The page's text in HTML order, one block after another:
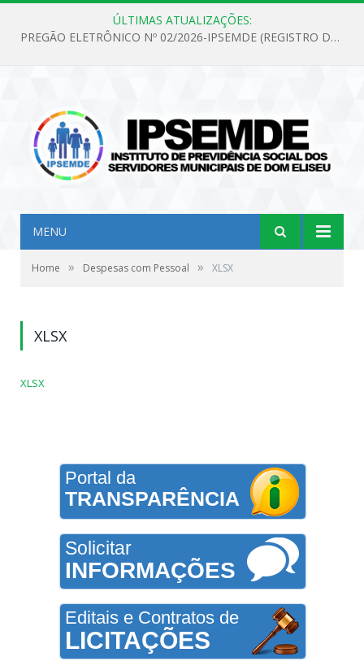
ÚLTIMAS ATUALIZAÇÕES:
PREGÃO ELETRÔNICO Nº 02/2026-IPSEMDE (REGISTRO DE PREÇOS PARA FUTURA E EVENTUAL AQUISIÇÃO DE MATERIAL DE LIMPEZA E GÊNEROS ALIMENTÍCIOS PARA ATENDER AS NECESSIDADES DO INSTITUTO DE PREVIDÊNCIA SOCIAL DOS SERVIDORES MUNICIPAIS DE DOM ELISEU.)
MENU
Home » Despesas com Pessoal » XLSX
XLSX
XLSX
Portal da
TRANSPARÊNCIA
Solicitar
INFORMAÇÕES
Editais e Contratos de
LICITAÇÕES